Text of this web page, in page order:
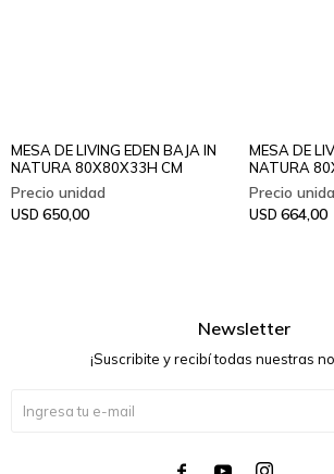
MESA DE LIVING EDEN BAJA IN
NATURA 80X80X33H CM
USD 650,00
MESA DE
NATURA
USD 664,00
Newsletter
¡Suscribite y recibí todas nuestras
  